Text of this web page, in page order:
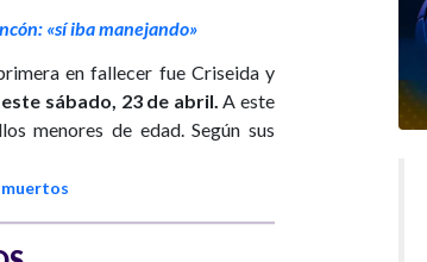
«sí iba manejando»
en fallecer fue Criseida y
sábado, 23 de abril. A este
menores de edad. Según sus
muertos